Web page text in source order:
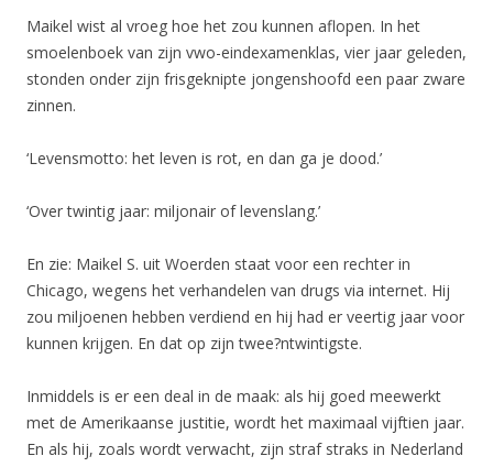
Maikel wist al vroeg hoe het zou kunnen aflopen. In het
smoelenboek van zijn vwo-eindexamenklas, vier jaar geleden,
stonden onder zijn frisgeknipte jongenshoofd een paar zware
zinnen.
‘Levensmotto: het leven is rot, en dan ga je dood.’
‘Over twintig jaar: miljonair of levenslang.’
En zie: Maikel S. uit Woerden staat voor een rechter in
Chicago, wegens het verhandelen van drugs via internet. Hij
zou miljoenen hebben verdiend en hij had er veertig jaar voor
kunnen krijgen. En dat op zijn twee?ntwintigste.
Inmiddels is er een deal in de maak: als hij goed meewerkt
met de Amerikaanse justitie, wordt het maximaal vijftien jaar.
En als hij, zoals wordt verwacht, zijn straf straks in Nederland